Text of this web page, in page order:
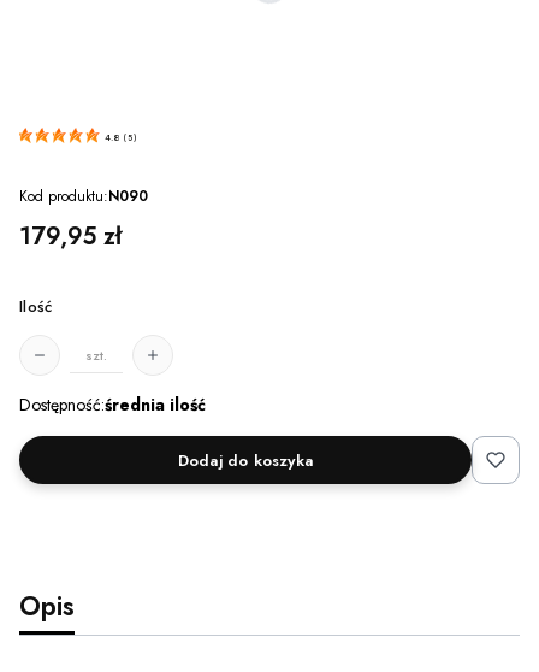
4.8 (5)
Kod produktu:N090
Cena
179,95 zł
Ilość
szt.
Dostępność:średnia ilość
Dodaj do koszyka
Opis